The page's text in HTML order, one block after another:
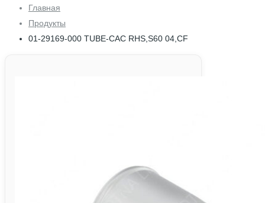
Главная
Продукты
01-29169-000 TUBE-CAC RHS,S60 04,CF